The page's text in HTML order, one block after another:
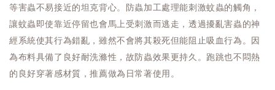
等害蟲不易接近的坦克背心。防蟲加工處理能刺激蚊蟲的觸角，
讓蚊蟲即使靠近停留也會馬上受刺激而逃走，透過擾亂害蟲的神
經系統使其行為錯亂，雖然不會將其殺死但能阻止吸血行為。因
為布料具備了良好耐洗滌性，故防蟲效果更持久。跑跳也不悶熱
的良好穿著感材質，推薦做為日常著使用。